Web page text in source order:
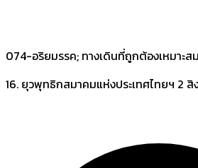
074-อริยมรรค; ทางเดินที่ถูกต้องเหมาะสม
16. ยุวพุทธิกสมาคมแห่งประเทศไทยฯ 2 สิ